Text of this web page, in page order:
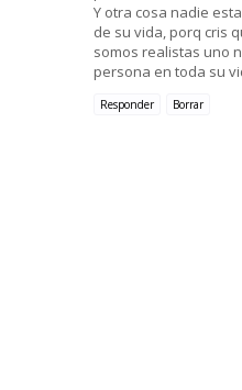
Y otra cosa nadie
de su vida, porq cris
somos realistas uno
persona en toda su
Responder Borrar